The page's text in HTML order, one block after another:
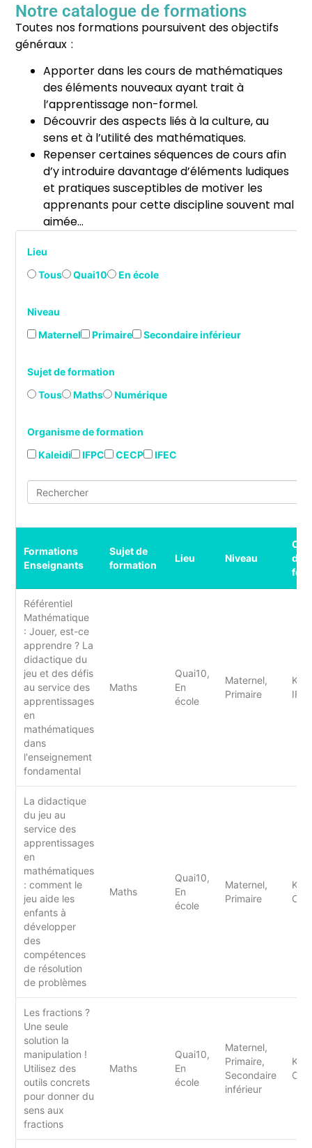
Notre catalogue de formations
Toutes nos formations poursuivent des objectifs
généraux :
Apporter dans les cours de mathématiques
des éléments nouveaux ayant trait à
l’apprentissage non-formel.
Découvrir des aspects liés à la culture, au
sens et à l’utilité des mathématiques.
Repenser certaines séquences de cours afin
d’y introduire davantage d’éléments ludiques
et pratiques susceptibles de motiver les
apprenants pour cette discipline souvent mal
aimée…
Lieu
Tous
Quai10 En école
Niveau
Maternel
Primaire Secondaire inférieur
Sujet de formation
Tous
Maths Numérique
Organisme de formation
Kaleidi
IFPC CECP IFEC
Search
Formations
Enseignants
Sujet de
formation
Lieu Niveau
de
Référentiel
Mathématique
: Jouer, est-ce
apprendre ? La
didactique du
jeu et des défis
au service des
apprentissages
en
mathématiques
dans
l'enseignement
fondamental
Maths
Quai10,
En
école
Maternel,
Primaire
La didactique
du jeu au
service des
apprentissages
en
mathématiques
: comment le
jeu aide les
enfants à
développer
des
compétences
de résolution
de problèmes
Maths
Quai10,
En
école
Maternel,
Primaire
Les fractions ?
Une seule
solution la
manipulation !
Utilisez des
outils concrets
pour donner du
sens aux
fractions
Maths
Quai10,
En
école
Maternel,
Primaire,
Secondaire
inférieur